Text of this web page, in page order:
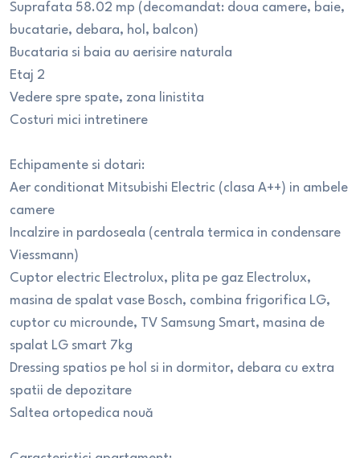
Suprafata 58.02 mp (decomandat: doua camere, baie,
bucatarie, debara, hol, balcon)
Bucataria si baia au aerisire naturala
Etaj 2
Vedere spre spate, zona linistita
Costuri mici intretinere
Echipamente si dotari:
Aer conditionat Mitsubishi Electric (clasa A++) in ambele
camere
Incalzire in pardoseala (centrala termica in condensare
Viessmann)
Cuptor electric Electrolux, plita pe gaz Electrolux,
masina de spalat vase Bosch, combina frigorifica LG,
cuptor cu microunde, TV Samsung Smart, masina de
spalat LG smart 7kg
Dressing spatios pe hol si in dormitor, debara cu extra
spatii de depozitare
Saltea ortopedica nouă